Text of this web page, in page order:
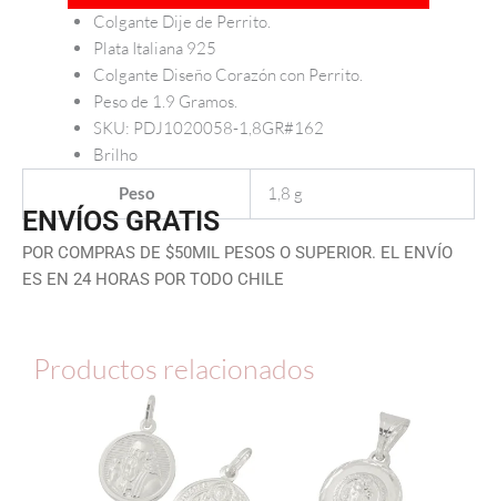
Colgante Dije de Perrito.
Plata Italiana 925
Colgante Diseño Corazón con Perrito.
Peso de 1.9 Gramos.
SKU: PDJ1020058-1,8GR#162
Brilho
Peso 1,8 g
ENVÍOS GRATIS
POR COMPRAS DE $50MIL PESOS O SUPERIOR. EL ENVÍO
ES EN 24 HORAS POR TODO CHILE
Productos relacionados